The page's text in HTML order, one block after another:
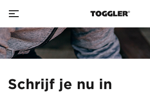
Schrijf je nu in